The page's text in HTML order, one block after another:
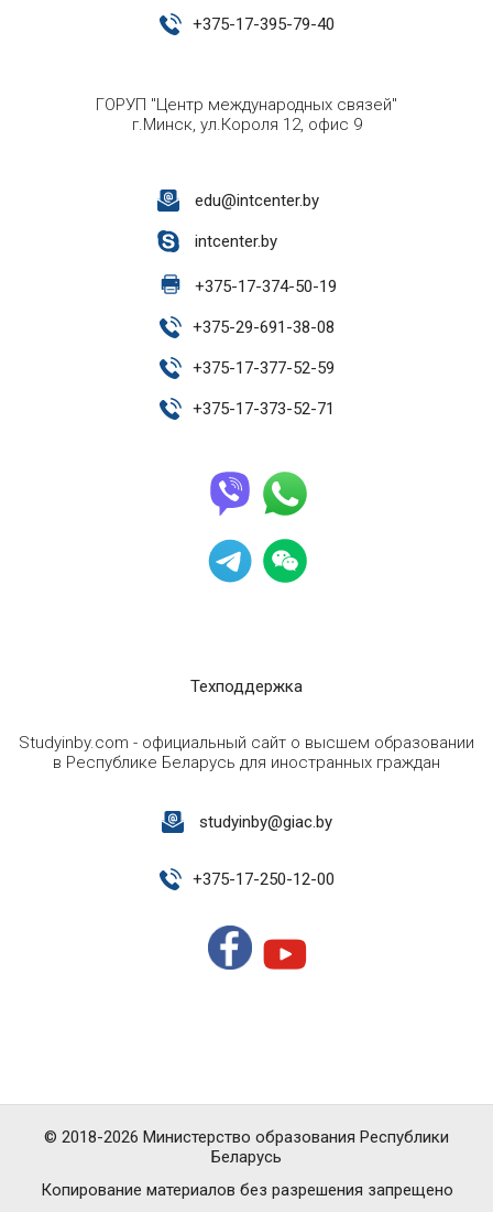
+375-17-395-79-40
ГОРУП "Центр международных связей"
г.Минск, ул.Короля 12, офис 9
edu@intcenter.by
intcenter.by
+375-17-374-50-19
+375-29-691-38-08
+375-17-377-52-59
+375-17-373-52-71
Техподдержка
Studyinby.com - официальный сайт о высшем образовании
в Республике Беларусь для иностранных граждан
studyinby@giac.by
+375-17-250-12-00
Копирование материалов без разрешения запрещено
© 2018-2026 Министерство образования Республики
Беларусь